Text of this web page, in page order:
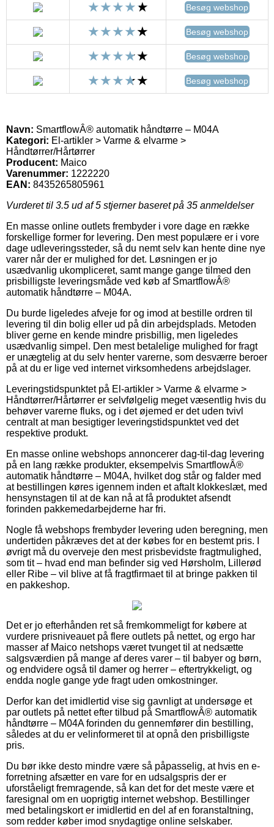
Besøg webshop
Besøg webshop
Besøg webshop
Besøg webshop
Navn: SmartflowÂ® automatik håndtørre – M04A
Kategori: El-artikler > Varme & elvarme >
Håndtørrer/Hårtørrer
Producent: Maico
Varenummer: 1222220
EAN: 8435265805961
Vurderet til 3.5 ud af 5 stjerner baseret på 35 anmeldelser
En masse online outlets frembyder i vore dage en række
forskellige former for levering. Den mest populære er i vore
dage udleveringssteder, så du nemt selv kan hente dine nye
varer når der er mulighed for det. Løsningen er jo
usædvanlig ukompliceret, samt mange gange tilmed den
prisbilligste leveringsmåde ved køb af SmartflowÂ®
automatik håndtørre – M04A.
Du burde ligeledes afveje for og imod at bestille ordren til
levering til din bolig eller ud på din arbejdsplads. Metoden
bliver gerne en kende mindre prisbillig, men ligeledes
usædvanlig simpel. Den mest betalelige mulighed for fragt
er unægtelig at du selv henter varerne, som desværre beroer
på at du er lige ved internet virksomhedens arbejdslager.
Leveringstidspunktet på El-artikler > Varme & elvarme >
Håndtørrer/Hårtørrer er selvfølgelig meget væsentlig hvis du
behøver varerne fluks, og i det øjemed er det uden tvivl
centralt at man besigtiger leveringstidspunktet ved det
respektive produkt.
En masse online webshops annoncerer dag-til-dag levering
på en lang række produkter, eksempelvis SmartflowÂ®
automatik håndtørre – M04A, hvilket dog står og falder med
at bestillingen køres igennem inden et aftalt klokkeslæt, med
hensynstagen til at de kan nå at få produktet afsendt
forinden pakkemedarbejderne har fri.
Nogle få webshops frembyder levering uden beregning, men
undertiden påkræves det at der købes for en bestemt pris. I
øvrigt må du overveje den mest prisbevidste fragtmulighed,
som tit – hvad end man befinder sig ved Hørsholm, Lillerød
eller Ribe – vil blive at få fragtfirmaet til at bringe pakken til
en pakkeshop.
Det er jo efterhånden ret så fremkommeligt for købere at
vurdere prisniveauet på flere outlets på nettet, og ergo har
masser af Maico netshops været tvunget til at nedsætte
salgsværdien på mange af deres varer – til babyer og børn,
og endvidere også til damer og herrer – eftertrykkeligt, og
endda nogle gange yde fragt uden omkostninger.
Derfor kan det imidlertid vise sig gavnligt at undersøge et
par outlets på nettet efter tilbud på SmartflowÂ® automatik
håndtørre – M04A forinden du gennemfører din bestilling,
således at du er velinformeret til at opnå den prisbilligste
pris.
Du bør ikke desto mindre være så påpasselig, at hvis en e-
forretning afsætter en vare for en udsalgspris der er
uforståeligt fremragende, så kan det for det meste være et
faresignal om en uoprigtig internet webshop. Bestillinger
med betalingskort er imidlertid en del af en foranstaltning,
som redder køber imod snydagtige online selskaber.